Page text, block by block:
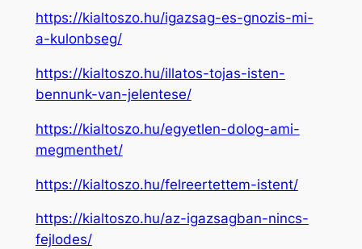
https://kialtoszo.hu/igazsag-es-gnozis-mi-
a-kulonbseg/
https://kialtoszo.hu/illatos-tojas-isten-
bennunk-van-jelentese/
https://kialtoszo.hu/egyetlen-dolog-ami-
megmenthet/
https://kialtoszo.hu/felreertettem-istent/
https://kialtoszo.hu/az-igazsagban-nincs-
fejlodes/